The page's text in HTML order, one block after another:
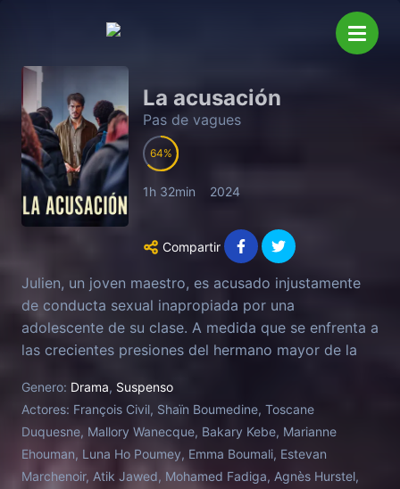
La acusación
Pas de vagues
64
1h 32min 2024
Compartir
Julien, un joven maestro, es acusado injustamente
de conducta sexual inapropiada por una
adolescente de su clase. A medida que se enfrenta a
las crecientes presiones del hermano mayor de la
de control. Las acusaciones se difunden, toda la
escuela se ve sumida en la confusión y el maestro
tiene que luchar para limpiar su nombre.
Genero: Drama, Suspenso
Actores: François Civil, Shaïn Boumedine, Toscane
Duquesne, Mallory Wanecque, Bakary Kebe, Marianne
Ehouman, Luna Ho Poumey, Emma Boumali, Estevan
Marchenoir, Atik Jawed, Mohamed Fadiga, Agnès Hurstel,